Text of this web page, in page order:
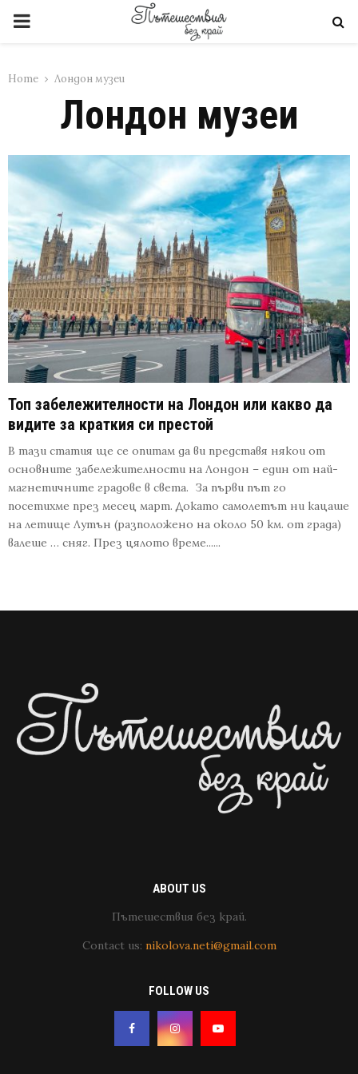
PRIMARY
Home Лондон музеи
Лондон музеи
Топ забележителности на Лондон или какво да
видите за краткия си престой
В тази статия ще се опитам да ви представя някои от
основните забележителности на Лондон – един от най-
магнетичните градове в света. За първи път го
посетихме през месец март. Докато самолетът ни кацаше
на летище Лутън (разположено на около 50 км. от града)
валеше … сняг. През цялото време......
ABOUT US
Пътешествия без край.
Contact us: nikolova.neti@gmail.com
FOLLOW US